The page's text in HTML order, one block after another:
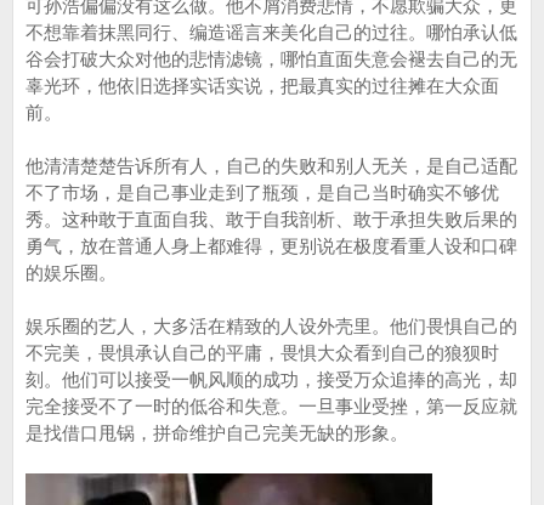
可孙浩偏偏没有这么做。他不屑消费悲情，不愿欺骗大众，更
不想靠着抹黑同行、编造谣言来美化自己的过往。哪怕承认低
谷会打破大众对他的悲情滤镜，哪怕直面失意会褪去自己的无
辜光环，他依旧选择实话实说，把最真实的过往摊在大众面
前。
他清清楚楚告诉所有人，自己的失败和别人无关，是自己适配
不了市场，是自己事业走到了瓶颈，是自己当时确实不够优
秀。这种敢于直面自我、敢于自我剖析、敢于承担失败后果的
勇气，放在普通人身上都难得，更别说在极度看重人设和口碑
的娱乐圈。
娱乐圈的艺人，大多活在精致的人设外壳里。他们畏惧自己的
不完美，畏惧承认自己的平庸，畏惧大众看到自己的狼狈时
刻。他们可以接受一帆风顺的成功，接受万众追捧的高光，却
完全接受不了一时的低谷和失意。一旦事业受挫，第一反应就
是找借口甩锅，拼命维护自己完美无缺的形象。